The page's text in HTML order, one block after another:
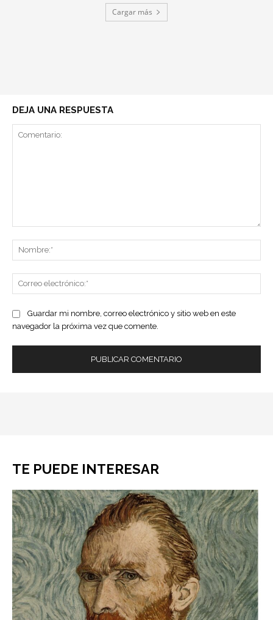
Cargar más
DEJA UNA RESPUESTA
Guardar mi nombre, correo electrónico y sitio web en este
navegador la próxima vez que comente.
TE PUEDE INTERESAR